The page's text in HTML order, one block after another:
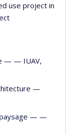
use project in
— — IUAV,
—
— —